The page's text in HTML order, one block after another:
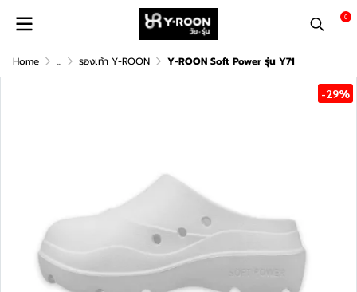
0
Home ... รองเท้า Y-ROON Y-ROON Soft Power รุ่น Y71
-29%